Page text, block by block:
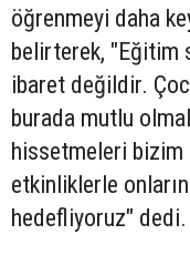
öğrenmeyi daha
belirterek, "Eğitim
ibaret değildir.
burada mutlu
hissetmeleri
etkinliklerle
hedefliyoruz" dedi.